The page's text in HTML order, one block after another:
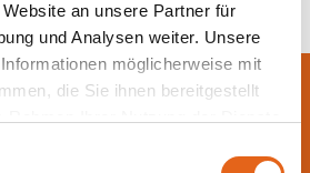
an unsere Partner für
und Analysen weiter. Unsere
möglicherweise mit
die Sie ihnen bereitgestellt
sich jetzt